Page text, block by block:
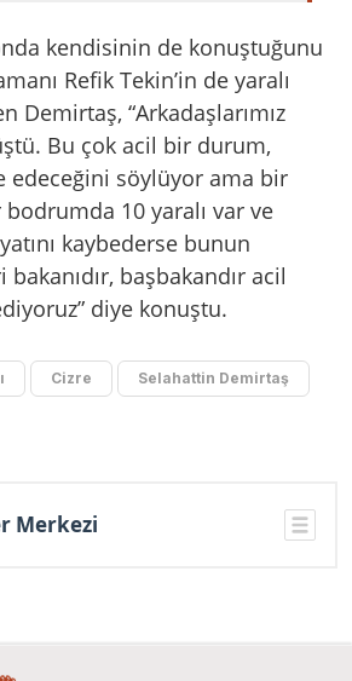
kendisinin de konuştuğunu
Refik Tekin’in de yaralı
Demirtaş, “Arkadaşlarımız
Bu çok acil bir durum,
edeceğini söylüyor ama bir
10 yaralı var ve
kaybederse bunun
başbakandır acil
diye konuştu.
Cizre Selahattin Demirtaş
Merkezi